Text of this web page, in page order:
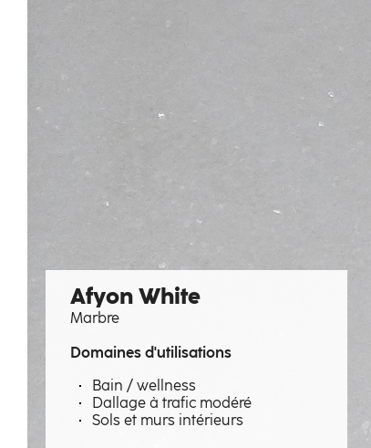
Afyon White
Marbre
Domaines d'utilisations
Bain / wellness
Dallage à trafic modéré
Sols et murs intérieurs